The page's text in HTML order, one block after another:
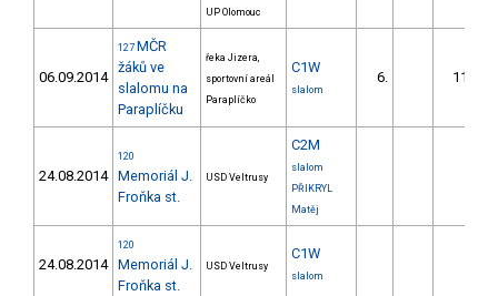
UP Olomouc
06.09.2014
127 MČR
žáků ve
slalomu na
Paraplíčku
řeka Jizera,
sportovní areál
Paraplíčko
C1W
slalom
6. 11.36
24.08.2014
120
Memoriál J.
Froňka st.
USD Veltrusy
C2M
slalom
PŘIKRYL
Matěj
24.08.2014
120
Memoriál J.
Froňka st.
USD Veltrusy
C1W
slalom